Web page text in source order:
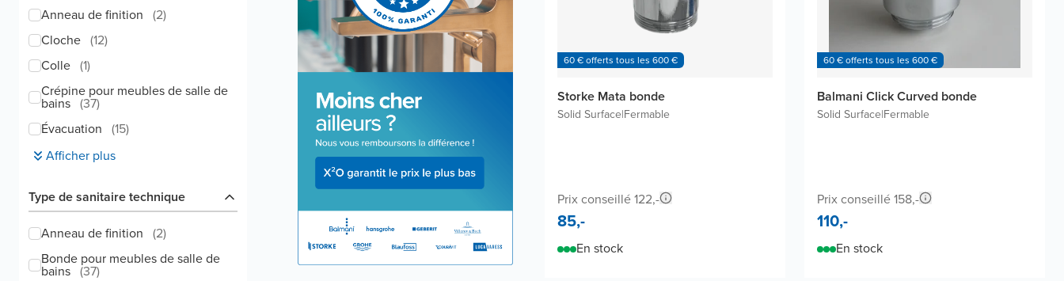
Anneau de finition (2)
Cloche (12)
Colle (1)
Crépine pour meubles de salle de
bains (37)
Évacuation (15)
Afficher plus
Type de sanitaire technique
Anneau de finition (2)
Bonde pour meubles de salle de
bains (37)
60 € offerts tous les 600 €
Storke Mata bonde
Solid Surface|Fermable
Prix conseillé 122,-
85,-
En stock
60 € offerts tous les 600 €
Balmani Click Curved bonde
Solid Surface|Fermable
Prix conseillé 158,-
110,-
En stock